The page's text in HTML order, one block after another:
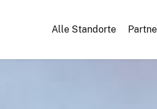
Alle Standorte